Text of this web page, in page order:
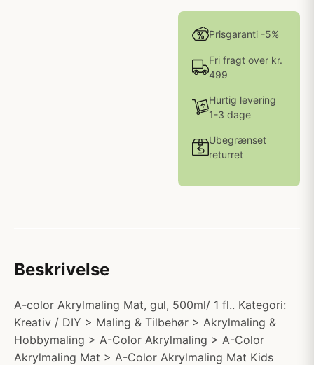
Prisgaranti -5%
Fri fragt over kr.
499
Hurtig levering
1-3 dage
Ubegrænset
returret
Beskrivelse
A-color Akrylmaling Mat, gul, 500ml/ 1 fl.. Kategori:
Kreativ / DIY > Maling & Tilbehør > Akrylmaling &
Hobbymaling > A-Color Akrylmaling > A-Color
Akrylmaling Mat > A-Color Akrylmaling Mat Kids